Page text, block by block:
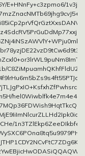
E+HNnFy+c3zpmo6/